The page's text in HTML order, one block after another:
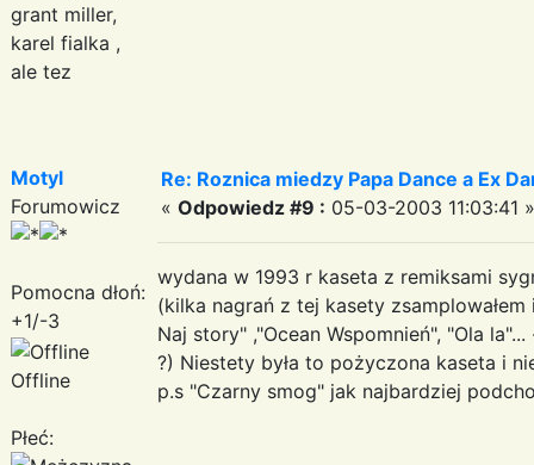
grant miller,
karel fialka ,
ale tez
Motyl
Forumowicz
Pomocna dłoń:
+1/-3
Offline
Płeć:
Re: Roznica miedzy Papa Dance a Ex
« Odpowiedz #9 : 05-03-2003 11:03:41 »
wydana w 1993 r kaseta z remiksami
(kilka nagrań z tej kasety
Naj story" ,"Ocean Wspomnień", "Ola
?) Niestety była to pożyczona kaseta i
p.s "Czarny smog" jak najbardziej